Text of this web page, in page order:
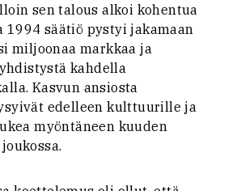
sen talous alkoi kohentua
1994 säätiö pystyi jakamaan
miljoonaa markkaa ja
kahdella
Kasvun ansiosta
edelleen kulttuurille ja
myöntäneen kuuden